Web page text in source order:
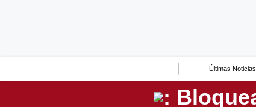
Últimas Noticias